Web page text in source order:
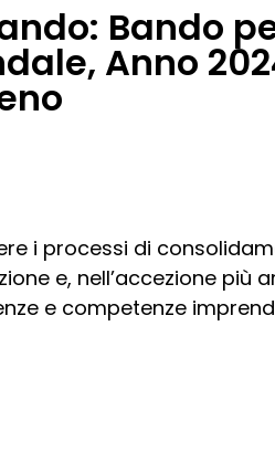
Bando
Anno
i processi di
e, nell’accezione più
e competenze